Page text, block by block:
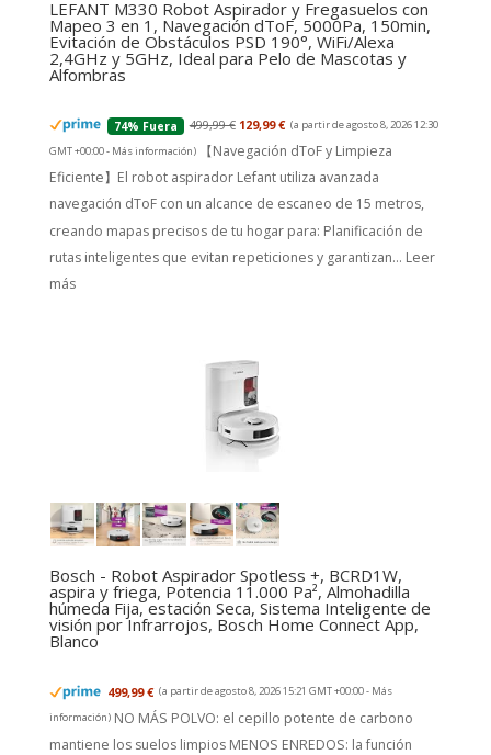
LEFANT M330 Robot Aspirador y Fregasuelos con
Mapeo 3 en 1, Navegación dToF, 5000Pa, 150min,
Evitación de Obstáculos PSD 190°, WiFi/Alexa
2,4GHz y 5GHz, Ideal para Pelo de Mascotas y
Alfombras
74% Fuera 499,99 € 129,99 € (a partir de agosto 8, 2026 12:30
GMT +00:00 - Más información)
【Navegación dToF y Limpieza
Eficiente】El robot aspirador Lefant utiliza avanzada
navegación dToF con un alcance de escaneo de 15 metros,
creando mapas precisos de tu hogar para: Planificación de
rutas inteligentes que evitan repeticiones y garantizan... Leer
más
Bosch - Robot Aspirador Spotless +, BCRD1W,
aspira y friega, Potencia 11.000 Pa², Almohadilla
húmeda Fija, estación Seca, Sistema Inteligente de
visión por Infrarrojos, Bosch Home Connect App,
Blanco
499,99 € (a partir de agosto 8, 2026 15:21 GMT +00:00 - Más
información) NO MÁS POLVO: el cepillo potente de carbono
mantiene los suelos limpios MENOS ENREDOS: la función